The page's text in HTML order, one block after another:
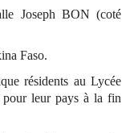
Joseph BON (coté
Faso.
résidents au Lycée
pour leur pays à la fin